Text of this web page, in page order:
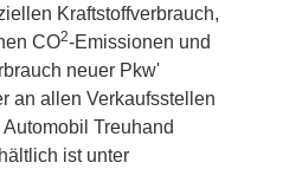
Kraftstoffverbrauch,
CO2-Emissionen und
neuer Pkw'
an allen Verkaufsstellen
Treuhand
ist unter